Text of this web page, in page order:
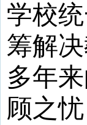
学校
筹解
多年
顾之